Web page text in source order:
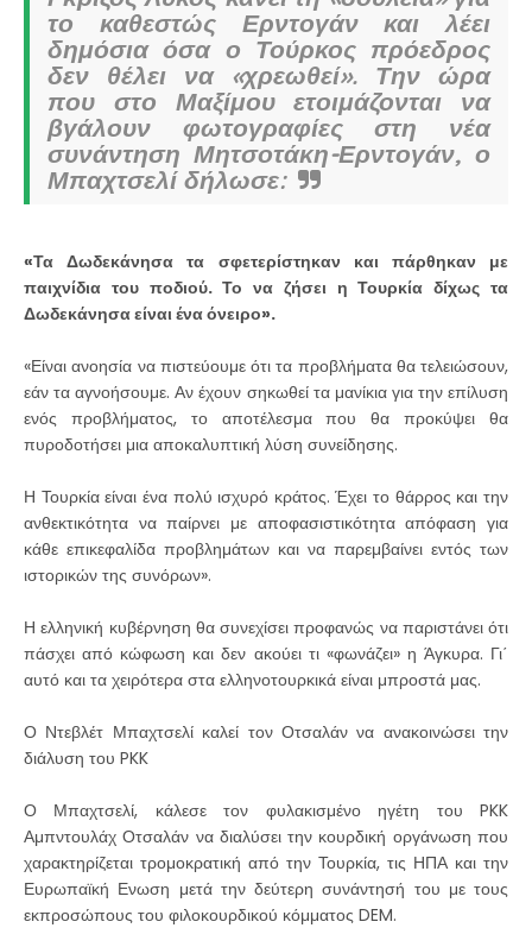
το καθεστώς Ερντογάν και λέει
δημόσια όσα ο Τούρκος πρόεδρος
δεν θέλει να «χρεωθεί». Την ώρα
που στο Μαξίμου ετοιμάζονται να
βγάλουν φωτογραφίες στη νέα
συνάντηση Μητσοτάκη-Ερντογάν, ο
Μπαχτσελί δήλωσε:
«Τα Δωδεκάνησα τα σφετερίστηκαν και πάρθηκαν με
παιχνίδια του ποδιού. Το να ζήσει η Τουρκία δίχως τα
Δωδεκάνησα είναι ένα όνειρο».
«Είναι ανοησία να πιστεύουμε ότι τα προβλήματα θα τελειώσουν,
εάν τα αγνοήσουμε. Αν έχουν σηκωθεί τα μανίκια για την επίλυση
ενός προβλήματος, το αποτέλεσμα που θα προκύψει θα
πυροδοτήσει μια αποκαλυπτική λύση συνείδησης.
Η Τουρκία είναι ένα πολύ ισχυρό κράτος. Έχει το θάρρος και την
ανθεκτικότητα να παίρνει με αποφασιστικότητα απόφαση για
κάθε επικεφαλίδα προβλημάτων και να παρεμβαίνει εντός των
ιστορικών της συνόρων».
Η ελληνική κυβέρνηση θα συνεχίσει προφανώς να παριστάνει ότι
πάσχει από κώφωση και δεν ακούει τι «φωνάζει» η Άγκυρα. Γι΄
αυτό και τα χειρότερα στα ελληνοτουρκικά είναι μπροστά μας.
Ο Ντεβλέτ Μπαχτσελί καλεί τον Οτσαλάν να ανακοινώσει την
διάλυση του PKK
Ο Μπαχτσελί, κάλεσε τον φυλακισμένο ηγέτη του PKK
Αμπντουλάχ Οτσαλάν να διαλύσει την κουρδική οργάνωση που
χαρακτηρίζεται τρομοκρατική από την Τουρκία, τις ΗΠΑ και την
Ευρωπαϊκή Ενωση μετά την δεύτερη συνάντησή του με τους
εκπροσώπους του φιλοκουρδικού κόμματος DEM.